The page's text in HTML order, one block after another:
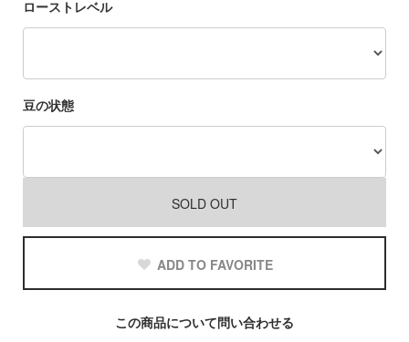
ローストレベル
豆の状態
SOLD OUT
ADD TO FAVORITE
この商品について問い合わせる